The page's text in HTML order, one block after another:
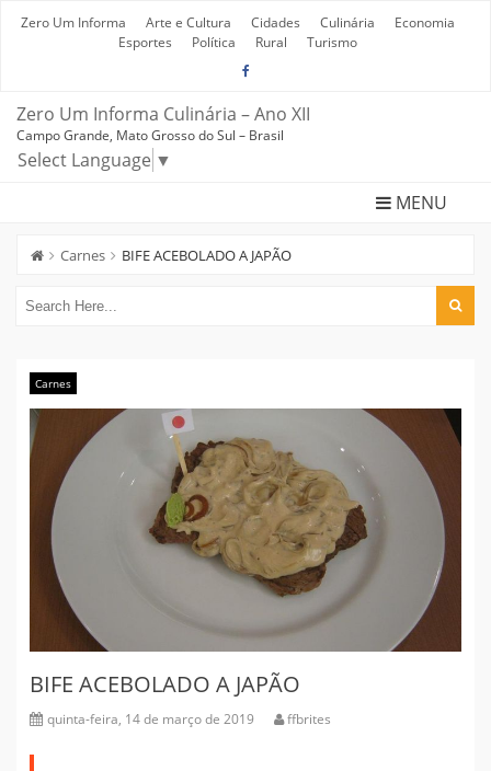
Zero Um Informa Arte e Cultura Cidades Culinária
Economia
Esportes
Política Rural Turismo
Zero Um Informa Culinária – Ano XII
Campo Grande, Mato Grosso do Sul – Brasil
Select Language ▼
MENU
Carnes BIFE ACEBOLADO A JAPÃO
Carnes
BIFE ACEBOLADO A JAPÃO
quinta-feira, 14 de março de 2019 ffbrites